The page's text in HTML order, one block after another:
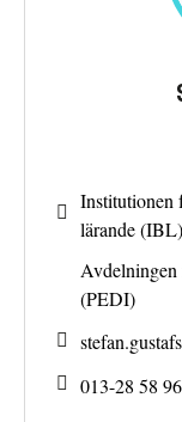
Institutionen
lärande (IBL)
(PEDI)
013-28 58 96